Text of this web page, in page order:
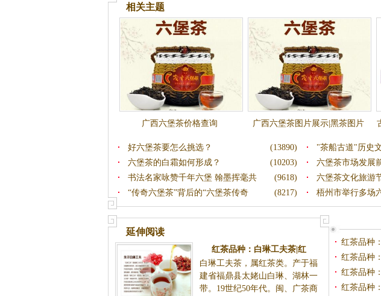
相关主题
广西六堡茶价格查询 广西六堡茶图片展示|黑茶图片
(13890)
好六堡茶要怎么挑选？
"茶船古道"历史
(10203)
六堡茶的白霜如何形成？
六堡茶市场发展
(9618)
书法名家咏赞千年六堡 翰墨挥毫共
六堡茶文化旅游
(8217)
“传奇六堡茶”背后的“六堡茶传奇 梧州市举行多场
延伸阅读
红茶品种：白琳工夫茶|红
白琳工夫茶，属红茶类。产于福
建省福鼎县太姥山白琳、湖林一
带。19世纪50年代。闽、广茶商
红茶品种
红茶品种
红茶品种
红茶品种